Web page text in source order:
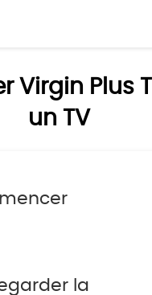
Virgin Plus
un TV
la